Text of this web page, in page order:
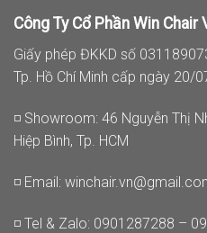
Công Ty Cổ Phần Win Chair
Giấy phép ĐKKD số
Tp. Hồ Chí Minh cấp ngày 20/
◽ Showroom: 46 Nguyễn Thị
Hiệp Bình, Tp. HCM
◽ Email:
◽ Tel & Zalo: 0901287288 –